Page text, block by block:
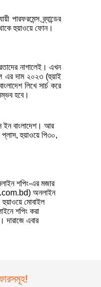
ব্র্যান্ডের
হুয়াওয়ে ফোন।
নাগালেই। এখন
এর দাম ২০২৩ (হুয়াই
লিখে সার্চ করে
হবে।
ইন বাংলাদেশ। আর
হুয়াওয়ে পি৩০,
শপিং-এর মজার
অনলাইন
মোবাইল
শপিং করা
এবার